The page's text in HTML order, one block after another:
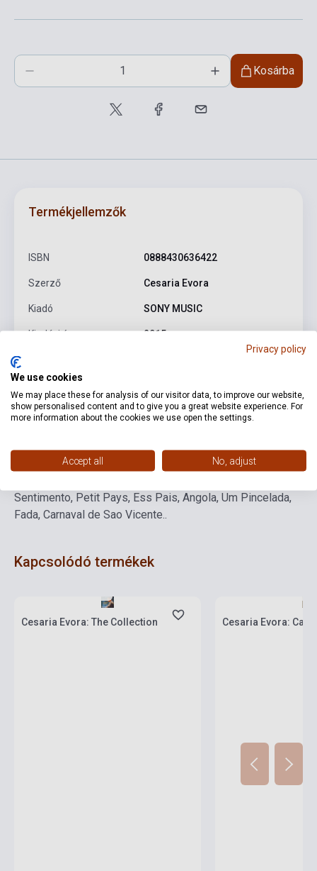
Kosárba
Termékjellemzők
ISBN 0888430636422
Szerző Cesaria Evora
Kiadó SONY MUSIC
Kiadási év 2015
Sentimento, Petit Pays, Ess Pais, Angola, Um Pincelada,
Fada, Carnaval de Sao Vicente..
Kapcsolódó termékek
Cesaria Evora: The Collection Cesaria Evora:
Privacy policy
We use cookies
We may place these for analysis of our visitor data, to improve our website,
show personalised content and to give you a great website experience. For
more information about the cookies we use open the settings.
Accept all No, adjust